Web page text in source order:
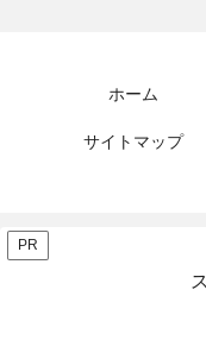
ホーム
サイトマップ
PR